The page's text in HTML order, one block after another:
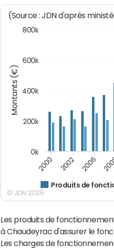
Montants (€)
(Source : JDN d'après
Produits de
2000 2002 2006
0k
200k
400k
600k
800k
© JDN 2026
Les produits de
à Chaudeyrac d'assurer le
Les charges de